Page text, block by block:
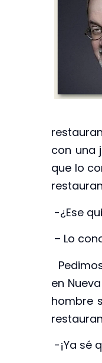
con una
que lo
-¿Ese
– Lo
en
hombre
-¡Ya sé